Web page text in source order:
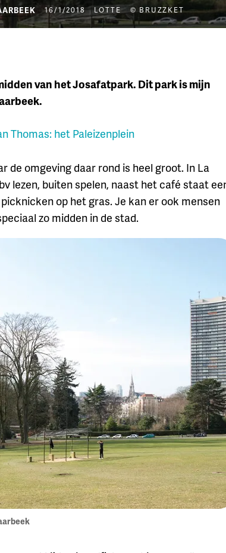
16/1/2018 LOTTE © BRUZZKET
van het Josafatpark. Dit park is mijn
Thomas: het Paleizenplein
de omgeving daar rond is heel groot. In La
lezen, buiten spelen, naast het café staat
op het gras. Je kan er ook mensen
zo midden in de stad.